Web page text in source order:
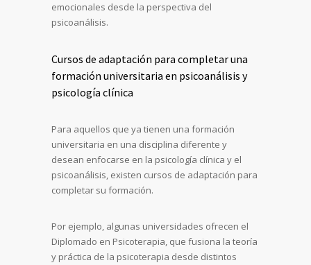
emocionales desde la perspectiva del
psicoanálisis.
Cursos de adaptación para completar una
formación universitaria en psicoanálisis y
psicología clínica
Para aquellos que ya tienen una formación
universitaria en una disciplina diferente y
desean enfocarse en la psicología clínica y el
psicoanálisis, existen cursos de adaptación para
completar su formación.
Por ejemplo, algunas universidades ofrecen el
Diplomado en Psicoterapia, que fusiona la teoría
y práctica de la psicoterapia desde distintos